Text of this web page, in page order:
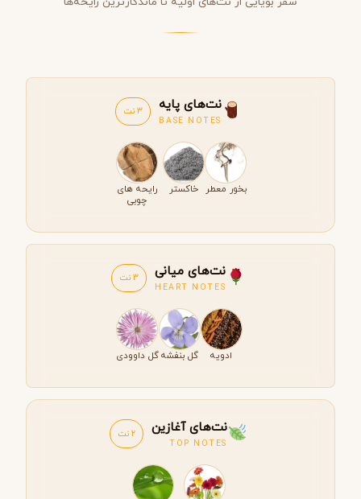
نت‌های پایه
BASE NOTES
3 نت
بخور معطر خاکستر
رایحه های
چوبی
نت‌های میانی
HEART NOTES
3 نت
ادویه گل بنفشه گل داوودی
نت‌های آغازین
TOP NOTES
2 نت